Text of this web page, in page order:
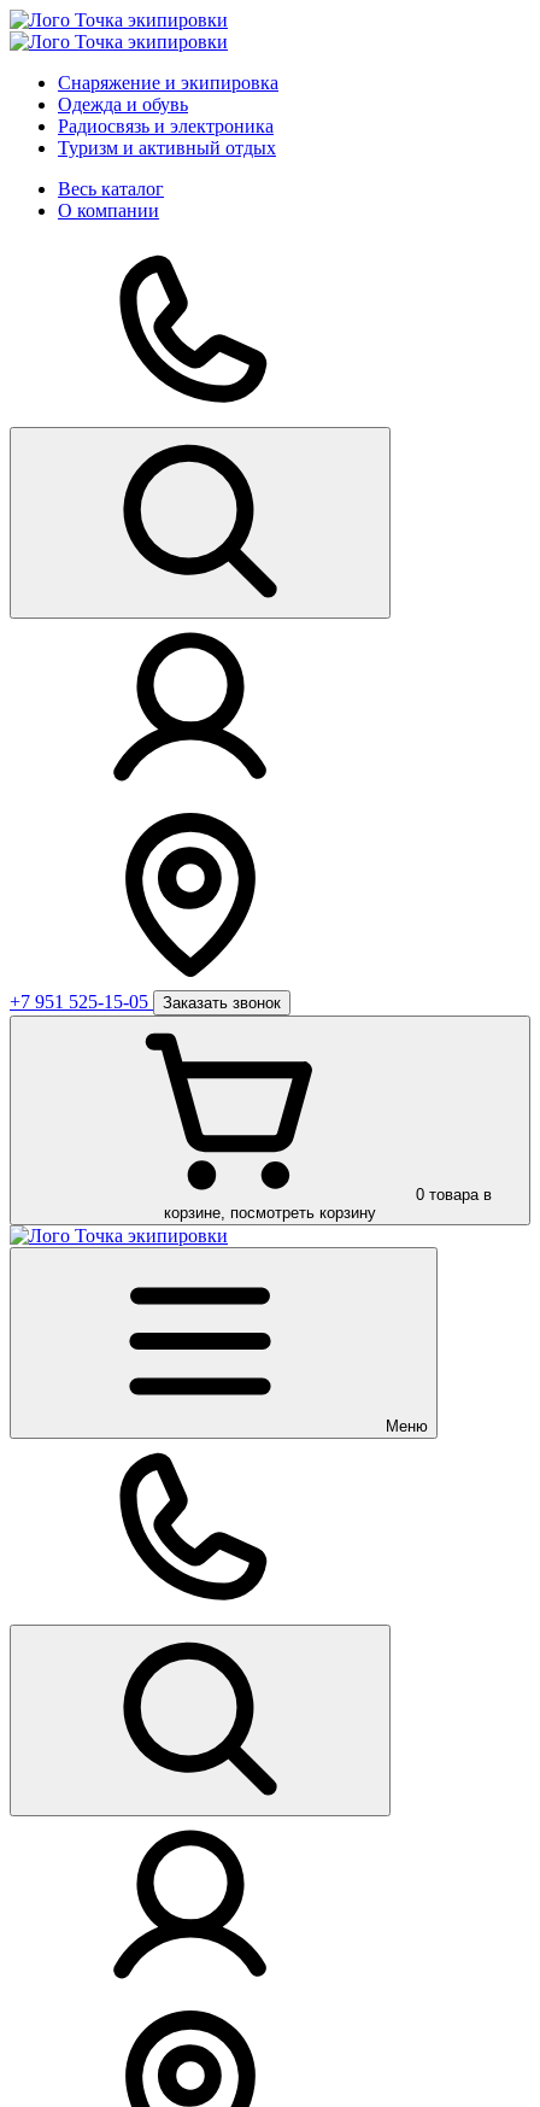
Снаряжение и экипировка
Одежда и обувь
Радиосвязь и электроника
Туризм и активный отдых
Весь каталог
О компании
+7 951 525-15-05 Заказать звонок
0 товара в
корзине, посмотреть корзину
Меню